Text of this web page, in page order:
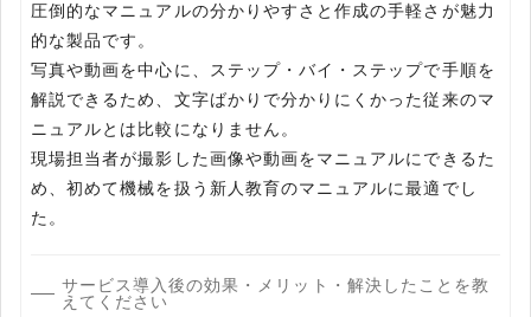
圧倒的なマニュアルの分かりやすさと作成の手軽さが魅力
的な製品です。
写真や動画を中心に、ステップ・バイ・ステップで手順を
解説できるため、文字ばかりで分かりにくかった従来のマ
ニュアルとは比較になりません。
現場担当者が撮影した画像や動画をマニュアルにできるた
め、初めて機械を扱う新人教育のマニュアルに最適でし
た。
サービス導入後の効果・メリット・解決したことを教
えてください